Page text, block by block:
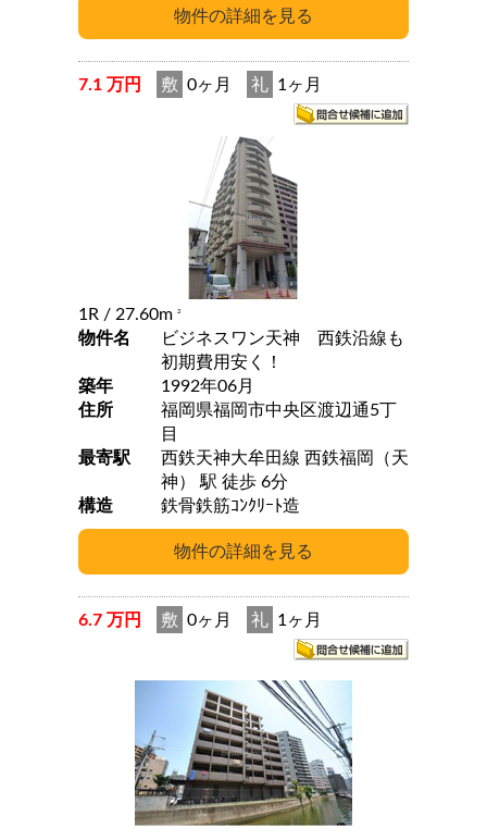
7.1 万円 敷 0ヶ月 礼 1ヶ月
1R / 27.60m 2
物件名
ビジネスワン天神 西鉄沿線も
初期費用安く！
築年
1992年06月
住所
福岡県福岡市中央区渡辺通5丁
目
最寄駅
西鉄天神大牟田線 西鉄福岡（天
神） 駅 徒歩 6分
構造
鉄骨鉄筋ｺﾝｸﾘｰﾄ造
6.7 万円 敷 0ヶ月 礼 1ヶ月